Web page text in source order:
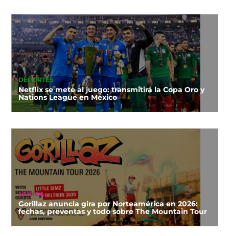
DEPORTES
Netflix se mete al juego: transmitirá la Copa Oro y
Nations League en México
MÚSICA
Gorillaz anuncia gira por Norteamérica en 2026:
fechas, preventas y todo sobre The Mountain Tour